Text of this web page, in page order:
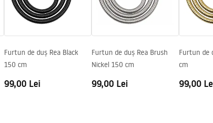
Furtun de duș Rea Black
150 cm
99,00 Lei
Furtun de duș Rea Brush
Nickel 150 cm
99,00 Lei
Furtun de
cm
99,00